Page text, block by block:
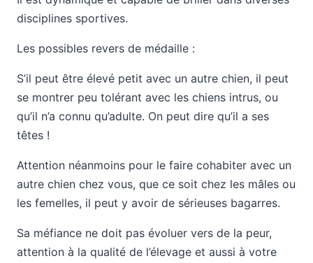
disciplines sportives.
Les possibles revers de médaille :
S’il peut être élevé petit avec un autre chien, il peut
se montrer peu tolérant avec les chiens intrus, ou
qu’il n’a connu qu’adulte. On peut dire qu’il a ses
têtes !
Attention néanmoins pour le faire cohabiter avec un
autre chien chez vous, que ce soit chez les mâles ou
les femelles, il peut y avoir de sérieuses bagarres.
Sa méfiance ne doit pas évoluer vers de la peur,
attention à la qualité de l’élevage et aussi à votre